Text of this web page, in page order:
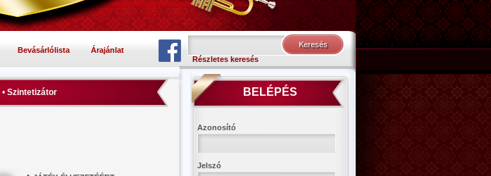
Bevásárlólista
Árajánlat
Részletes keresés
• Szintetizátor BELÉPÉS
Azonosító
Jelszó